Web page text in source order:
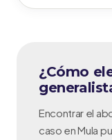
¿Cómo
Encontrar el
caso en Mula